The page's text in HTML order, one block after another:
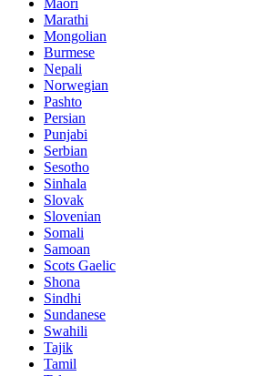
Marathi
Mongolian
Burmese
Nepali
Norwegian
Pashto
Persian
Punjabi
Serbian
Sesotho
Sinhala
Slovak
Slovenian
Somali
Samoan
Scots Gaelic
Shona
Sindhi
Sundanese
Swahili
Tajik
Tamil